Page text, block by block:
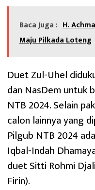
Baca Juga : H.
Maju Pilkada Loteng
Duet Zul-Uhel
dan NasDem untuk
NTB 2024. Selain
calon lainnya yang
Pilgub NTB 2024
Iqbal-Indah
duet Sitti Rohmi
Firin).